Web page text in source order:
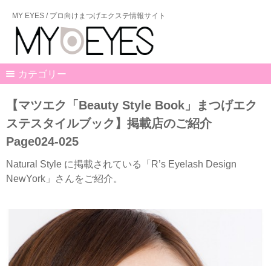
MY EYES / プロ向けまつげエクステ情報サイト
カテゴリー
【マツエク「Beauty Style Book」まつげエク
ステスタイルブック】掲載店のご紹介
Page024-025
Natural Style に掲載されている「R’s Eyelash Design
NewYork」さんをご紹介。